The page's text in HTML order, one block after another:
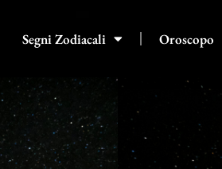
Segni Zodiacali Oroscopo